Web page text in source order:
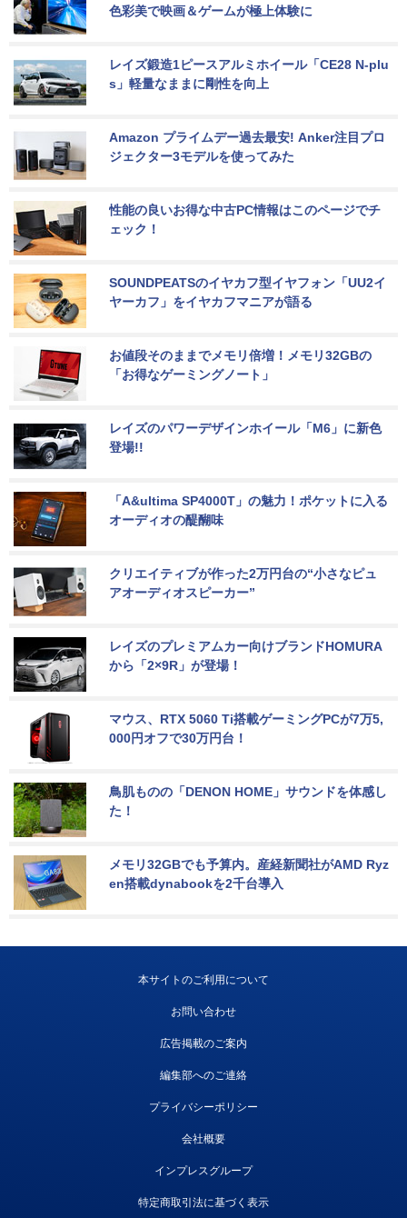
色彩美で映画＆ゲームが極上体験に
レイズ鍛造1ピースアルミホイール「CE28 N-plu
s」軽量なままに剛性を向上
Amazon プライムデー過去最安! Anker注目プロ
ジェクター3モデルを使ってみた
性能の良いお得な中古PC情報はこのページでチ
ェック！
SOUNDPEATSのイヤカフ型イヤフォン「UU2イ
ヤーカフ」をイヤカフマニアが語る
お値段そのままでメモリ倍増！メモリ32GBの
「お得なゲーミングノート」
レイズのパワーデザインホイール「M6」に新色
登場!!
「A&ultima SP4000T」の魅力！ポケットに入る
オーディオの醍醐味
クリエイティブが作った2万円台の“小さなピュ
アオーディオスピーカー”
レイズのプレミアムカー向けブランドHOMURA
から「2×9R」が登場！
マウス、RTX 5060 Ti搭載ゲーミングPCが7万5,
000円オフで30万円台！
鳥肌ものの「DENON HOME」サウンドを体感し
た！
メモリ32GBでも予算内。産経新聞社がAMD Ryz
en搭載dynabookを2千台導入
本サイトのご利用について
お問い合わせ
広告掲載のご案内
編集部へのご連絡
プライバシーポリシー
会社概要
インプレスグループ
特定商取引法に基づく表示